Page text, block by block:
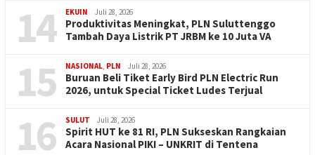
14 EKUIN Juli 28, 2026
Produktivitas Meningkat, PLN Suluttenggo
Tambah Daya Listrik PT JRBM ke 10 Juta VA
15 NASIONAL, PLN Juli 28, 2026
Buruan Beli Tiket Early Bird PLN Electric Run
2026, untuk Special Ticket Ludes Terjual
16 SULUT Juli 28, 2026
Spirit HUT ke 81 RI, PLN Sukseskan Rangkaian
Acara Nasional PIKI – UNKRIT di Tentena